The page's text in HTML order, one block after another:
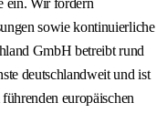
ein. Wir fördern
sowie kontinuierliche
GmbH betreibt rund
deutschlandweit und ist
europäischen